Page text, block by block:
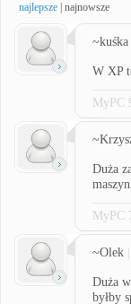
najlepsze najnowsze
~kuśka
W XP
MyPC
Duża
MyPC
~Olek
Duża
byłby